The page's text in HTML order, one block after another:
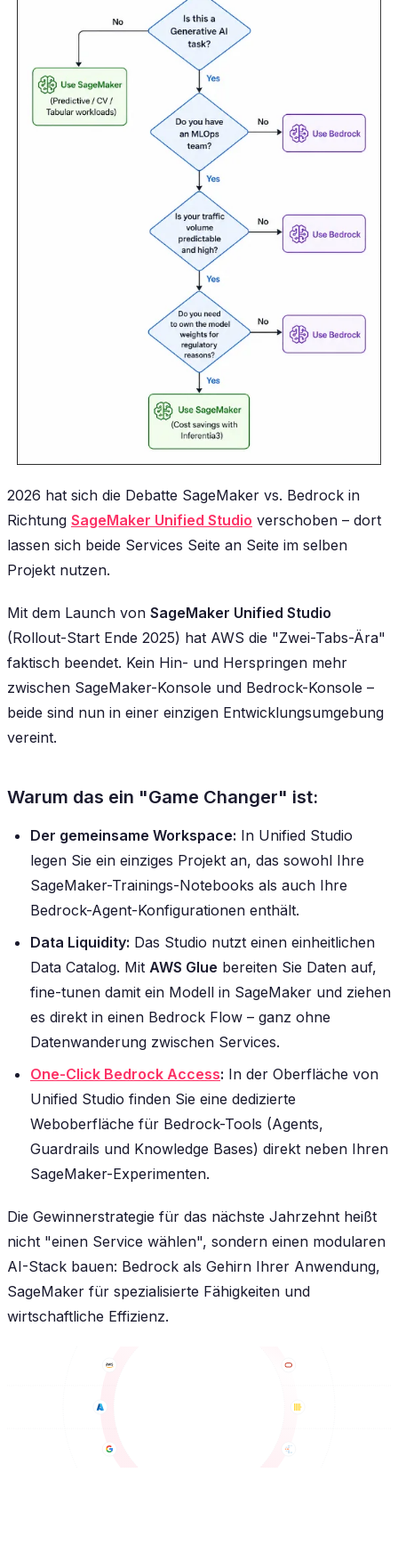
2026 hat sich die Debatte SageMaker vs. Bedrock in
Richtung SageMaker Unified Studio verschoben – dort
lassen sich beide Services Seite an Seite im selben
Projekt nutzen.
Mit dem Launch von SageMaker Unified Studio
(Rollout-Start Ende 2025) hat AWS die "Zwei-Tabs-Ära"
faktisch beendet. Kein Hin- und Herspringen mehr
zwischen SageMaker-Konsole und Bedrock-Konsole –
beide sind nun in einer einzigen Entwicklungsumgebung
vereint.
Warum das ein "Game Changer" ist:
Der gemeinsame Workspace: In Unified Studio
legen Sie ein einziges Projekt an, das sowohl Ihre
SageMaker-Trainings-Notebooks als auch Ihre
Bedrock-Agent-Konfigurationen enthält.
Data Liquidity: Das Studio nutzt einen einheitlichen
Data Catalog. Mit AWS Glue bereiten Sie Daten auf,
fine-tunen damit ein Modell in SageMaker und ziehen
es direkt in einen Bedrock Flow – ganz ohne
Datenwanderung zwischen Services.
One-Click Bedrock Access: In der Oberfläche von
Unified Studio finden Sie eine dedizierte
Weboberfläche für Bedrock-Tools (Agents,
Guardrails und Knowledge Bases) direkt neben Ihren
SageMaker-Experimenten.
Die Gewinnerstrategie für das nächste Jahrzehnt heißt
nicht "einen Service wählen", sondern einen modularen
AI-Stack bauen: Bedrock als Gehirn Ihrer Anwendung,
SageMaker für spezialisierte Fähigkeiten und
wirtschaftliche Effizienz.